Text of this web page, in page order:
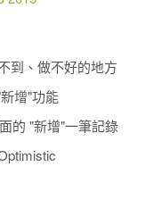
到、做不好的地方
增"功能
的 "新增"一筆記錄